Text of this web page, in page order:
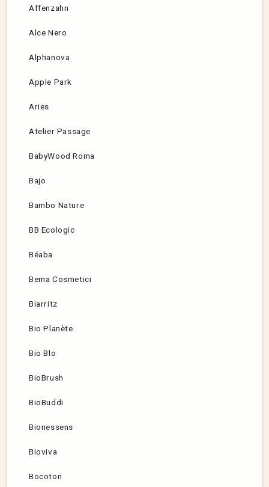
Affenzahn
Alce Nero
Alphanova
Apple Park
Aries
Atelier Passage
BabyWood Roma
Bajo
Bambo Nature
BB Ecologic
Béaba
Bema Cosmetici
Biarritz
Bio Planète
Bio Blo
BioBrush
BioBuddi
Bionessens
Bioviva
Bocoton